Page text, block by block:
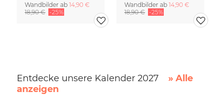
Wandbilder ab 14,90 €
18,90 € -25%
Wandbilder ab 14,90 €
18,90 € -25%
Entdecke unsere Kalender 2027
» Alle
anzeigen